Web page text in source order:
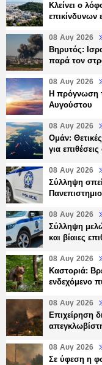
Κλείνει ο
επικίνδυνων
08 Αυγ 2026
Βηρυτός:
παρά τον
08 Αυγ 2026
Η πρόγνωση
Αυγούστου
08 Αυγ 2026
Ομάν:
για
08 Αυγ 2026
Σύλληψη
08 Αυγ 2026
Σύλληψη
και βίαιες
08 Αυγ 2026
Καστοριά:
ενδεχόμενο
08 Αυγ 2026
Επιχείρηση
08 Αυγ 2026
Σε ύφεση η